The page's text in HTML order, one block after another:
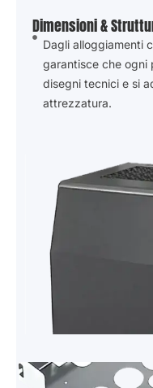
Dimensioni &
Dagli alloggiamenti
garantisce che ogni
disegni tecnici e si
attrezzatura.